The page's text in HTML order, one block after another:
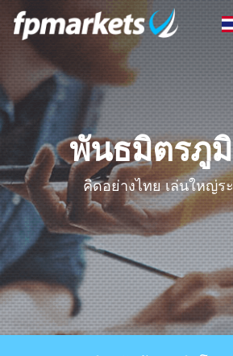
พันธมิตรภู
คิดอย่างไทย เล่นใหญ่ร